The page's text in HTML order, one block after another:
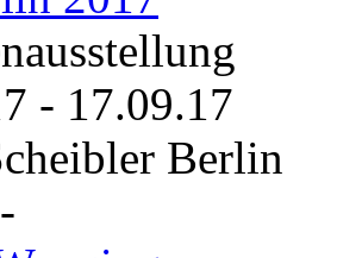
- 17.09.17
Berlin